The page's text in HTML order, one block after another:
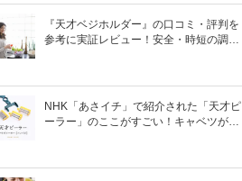
『天才ベジホルダー』の口コミ・評判を
参考に実証レビュー！安全・時短の調理
NHK「あさイチ」で紹介された「天才ピ
ーラー」のここがすごい！キャベツがほ